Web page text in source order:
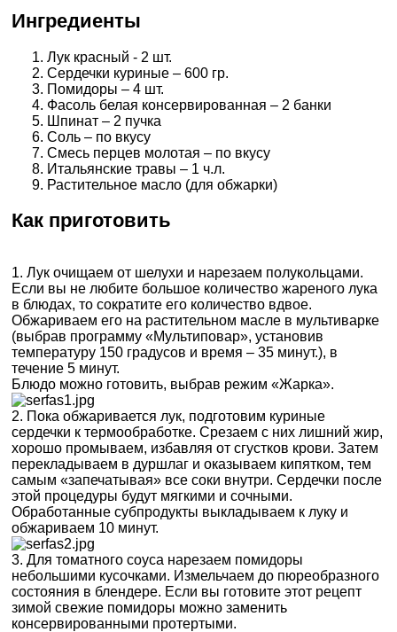
Ингредиенты
Лук красный - 2 шт.
Сердечки куриные – 600 гр.
Помидоры – 4 шт.
Фасоль белая консервированная – 2 банки
Шпинат – 2 пучка
Соль – по вкусу
Смесь перцев молотая – по вкусу
Итальянские травы – 1 ч.л.
Растительное масло (для обжарки)
Как приготовить
1. Лук очищаем от шелухи и нарезаем полукольцами.
Если вы не любите большое количество жареного лука
в блюдах, то сократите его количество вдвое.
Обжариваем его на растительном масле в мультиварке
(выбрав программу «Мультиповар», установив
температуру 150 градусов и время – 35 минут.), в
течение 5 минут.
Блюдо можно готовить, выбрав режим «Жарка».
2. Пока обжаривается лук, подготовим куриные
сердечки к термообработке. Срезаем с них лишний жир,
хорошо промываем, избавляя от сгустков крови. Затем
перекладываем в дуршлаг и оказываем кипятком, тем
самым «запечатывая» все соки внутри. Сердечки после
этой процедуры будут мягкими и сочными.
Обработанные субпродукты выкладываем к луку и
обжариваем 10 минут.
3. Для томатного соуса нарезаем помидоры
небольшими кусочками. Измельчаем до пюреобразного
состояния в блендере. Если вы готовите этот рецепт
зимой свежие помидоры можно заменить
консервированными протертыми.